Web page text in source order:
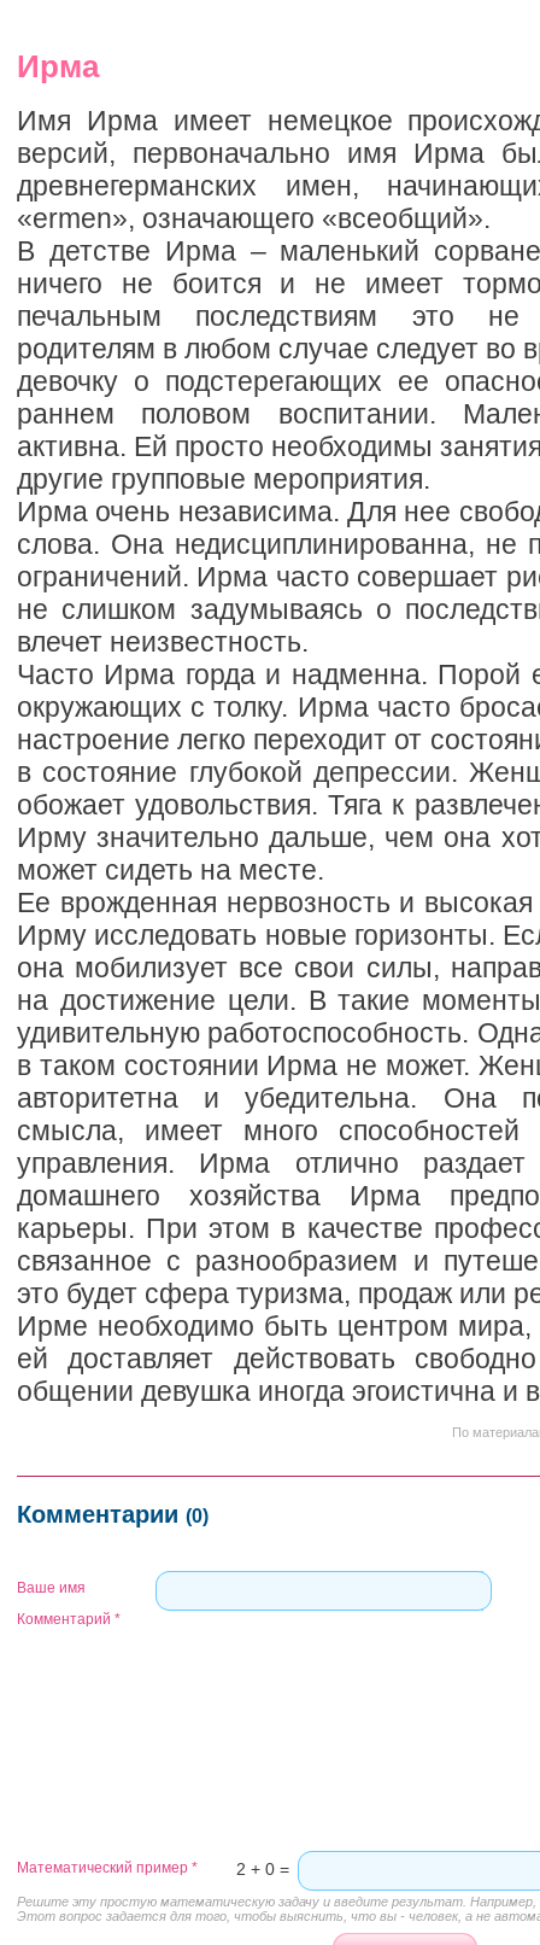
Ирма
Имя Ирма имеет немецкое
версий, первоначально имя Ирма
древнегерманских имен,
«ermen», означающего «всеобщий».
В детстве Ирма – маленький
ничего не боится и не имеет
печальным последствиям это не
родителям в любом случае следует во
девочку о подстерегающих ее
раннем половом воспитании.
активна. Ей просто необходимы
другие групповые мероприятия.
Ирма очень независима. Для нее
слова. Она недисциплинированна, не
ограничений. Ирма часто совершает
не слишком задумываясь о
влечет неизвестность.
Часто Ирма горда и надменна. Порой
окружающих с толку. Ирма часто
настроение легко переходит от
в состояние глубокой депрессии.
обожает удовольствия. Тяга к
Ирму значительно дальше, чем она
может сидеть на месте.
Ее врожденная нервозность и
Ирму исследовать новые горизонты.
она мобилизует все свои силы,
на достижение цели. В такие
удивительную работоспособность.
в таком состоянии Ирма не может.
авторитетна и убедительна. Она
смысла, имеет много способностей
управления. Ирма отлично
домашнего хозяйства Ирма
карьеры. При этом в качестве
связанное с разнообразием и
это будет сфера туризма, продаж или
Ирме необходимо быть центром мира,
ей доставляет действовать
общении девушка иногда эгоистична и
По
Комментарии (0)
Ваше имя
Комментарий *
Этот вопрос задается для того, чтобы выяснить, что вы - человек, а не
Математический пример * 2 + 0 =
Решите эту простую математическую задачу и введите результат. Например,